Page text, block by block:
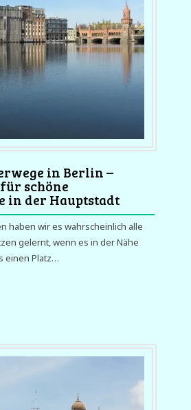
in Berlin –
schöne
in der Hauptstadt
haben wir es wahrscheinlich alle
gelernt, wenn es in der Nähe
einen Platz…